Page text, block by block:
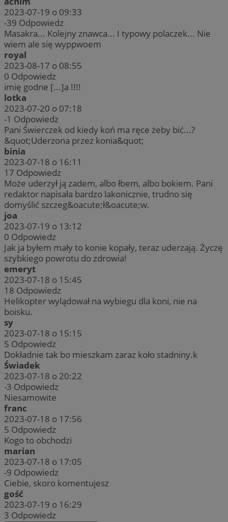
2023-07-19 o 09:33
-39 Odpowiedz
Masakra... Kolejny znawca... I typowy polaczek... Nie
wiem ale się wyppwoem
royal
2023-08-17 o 08:55
0 Odpowiedz
imię godne [...]a !!!!
lotka
2023-07-20 o 07:18
-1 Odpowiedz
Pani Świerczek od kiedy koń ma ręce żeby bić...?
&quot;Uderzona przez konia&quot;
binia
2023-07-18 o 16:11
17 Odpowiedz
Może uderzył ją zadem, albo łbem, albo bokiem. Pani
redaktor napisała bardzo lakonicznie, trudno się
domyślić szczeg&oacute;ł&oacute;w.
joa
2023-07-19 o 13:12
0 Odpowiedz
Jak ja byłem mały to konie kopały, teraz uderzają. Życzę
szybkiego powrotu do zdrowia!
emeryt
2023-07-18 o 15:45
18 Odpowiedz
Helikopter wylądował na wybiegu dla koni, nie na
boisku.
sy
2023-07-18 o 15:15
5 Odpowiedz
Dokładnie tak bo mieszkam zaraz koło stadniny.k
Świadek
2023-07-18 o 20:22
-3 Odpowiedz
Niesamowite
franc
2023-07-18 o 17:56
5 Odpowiedz
Kogo to obchodzi
marian
2023-07-18 o 17:05
-9 Odpowiedz
Ciebie, skoro komentujesz
gość
2023-07-19 o 16:29
3 Odpowiedz